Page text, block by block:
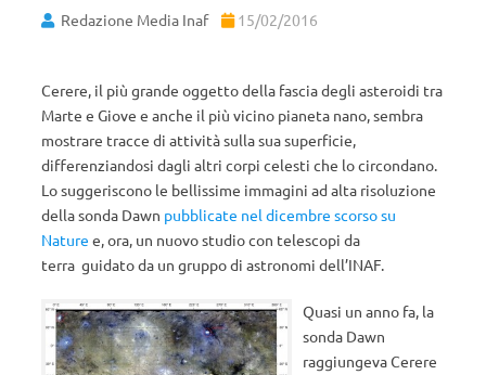
Redazione Media Inaf 15/02/2016
Cerere, il più grande oggetto della fascia degli asteroidi tra
Marte e Giove e anche il più vicino pianeta nano, sembra
mostrare tracce di attività sulla sua superficie,
differenziandosi dagli altri corpi celesti che lo circondano.
Lo suggeriscono le bellissime immagini ad alta risoluzione
della sonda Dawn pubblicate nel dicembre scorso su
Nature e, ora, un nuovo studio con telescopi da
terra guidato da un gruppo di astronomi dell’INAF.
Quasi un anno fa, la
sonda Dawn
raggiungeva Cerere